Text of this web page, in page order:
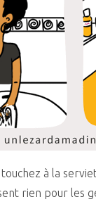
à la
rien pour les